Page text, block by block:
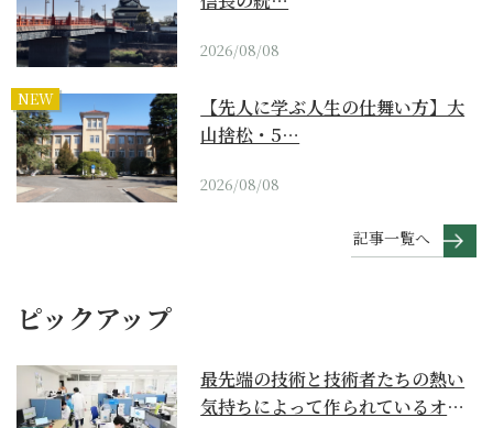
2026/08/08
NEW
【先人に学ぶ人生の仕舞い方】大
山捨松・5…
2026/08/08
記事一覧へ
ピックアップ
最先端の技術と技術者たちの熱い
気持ちによって作られているオー